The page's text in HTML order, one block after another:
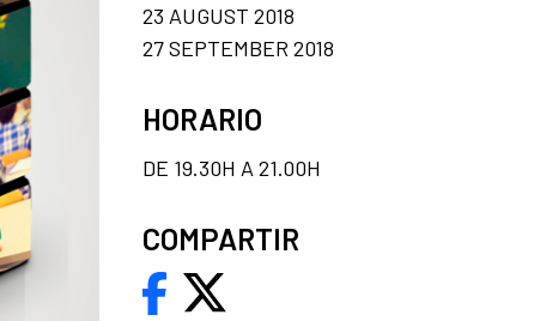
23 AUGUST 2018
27 SEPTEMBER 2018
HORARIO
DE 19.30H A 21.00H
COMPARTIR